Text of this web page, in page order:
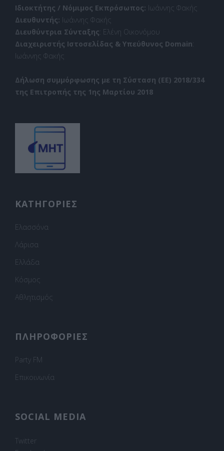
Ιδιοκτήτης / Νόμιμος Εκπρόσωπος: Ιωάννης Φακής
Διευθυντής: Ιωάννης Φακής
Διευθύντρια Σύνταξης: Ελένη Οικονόμου
Διαχειριστής Ιστοσελίδας & Υπεύθυνος Domain:
Ιωάννης Φακής
Δήλωση συμμόρφωσης με τη Σύσταση (ΕΕ) 2018/334
της Επιτροπής της 1ης Μαρτίου 2018
ΚΑΤΗΓΟΡΙΕΣ
Ελασσόνα
Λάρισα
Ελλάδα
Κόσμος
Αθλητισμός
ΠΛΗΡΟΦΟΡΙΕΣ
Party FM
Επικοινωνία
SOCIAL MEDIA
Twitter